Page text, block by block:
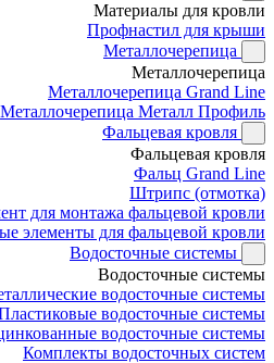
Материалы для кровли
Профнастил для крыши
Металлочерепица
Металлочерепица
Металлочерепица Grand Line
Металлочерепица Металл Профиль
Фальцевая кровля
Фальцевая кровля
Фальц Grand Line
Штрипс (отмотка)
для монтажа фальцевой кровли
элементы для фальцевой кровли
Водосточные системы
Водосточные системы
водосточные системы
водосточные системы
водосточные системы
Комплекты водосточных систем